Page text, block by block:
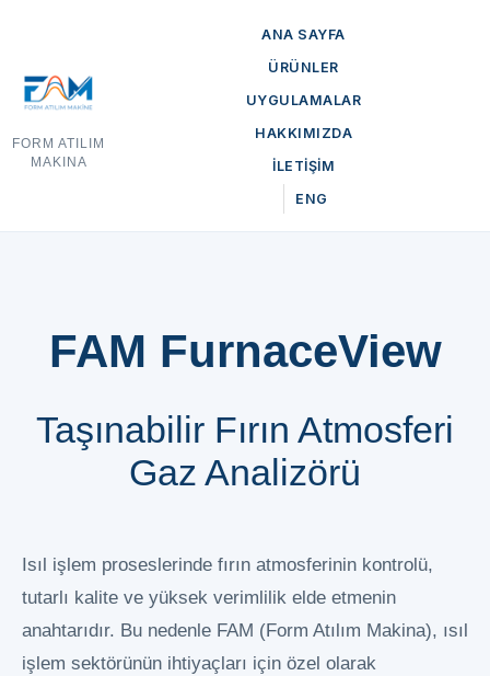
FORM ATILIM
MAKINA
ANA SAYFA
ÜRÜNLER
UYGULAMALAR
HAKKIMIZDA
İLETİŞİM
ENG
FAM FurnaceView
Taşınabilir Fırın Atmosferi
Gaz Analizörü
Isıl işlem proseslerinde fırın atmosferinin kontrolü,
tutarlı kalite ve yüksek verimlilik elde etmenin
anahtarıdır. Bu nedenle FAM (Form Atılım Makina), ısıl
işlem sektörünün ihtiyaçları için özel olarak